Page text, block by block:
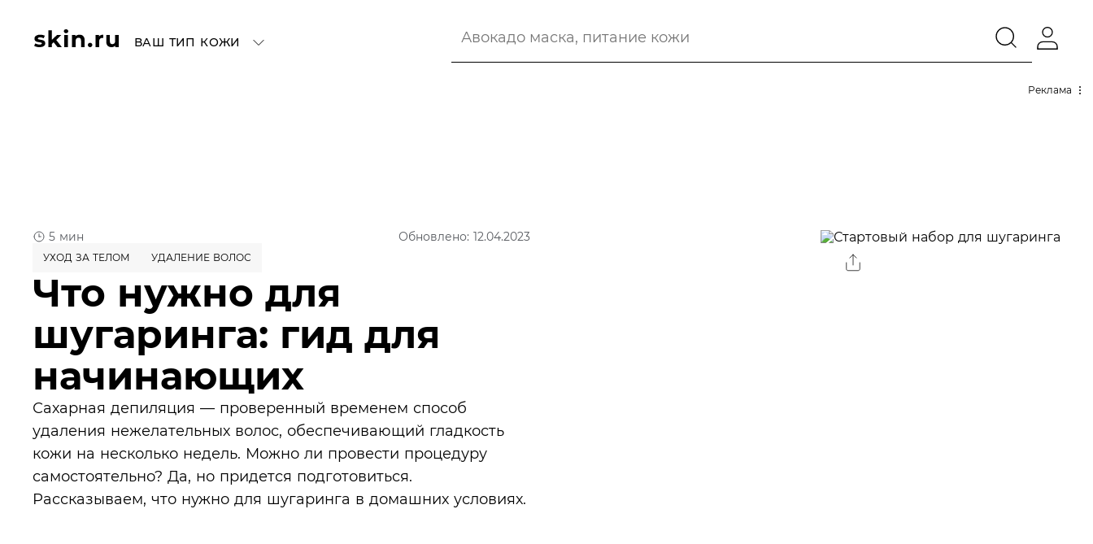
ВАШ ТИП КОЖИ
Реклама
5 мин Обновлено: 12.04.2023
УХОД ЗА ТЕЛОМ УДАЛЕНИЕ ВОЛОС
Что нужно для
шугаринга: гид для
начинающих
Сахарная депиляция — проверенный временем способ
удаления нежелательных волос, обеспечивающий гладкость
кожи на несколько недель. Можно ли провести процедуру
самостоятельно? Да, но придется подготовиться.
Рассказываем, что нужно для шугаринга в домашних условиях.